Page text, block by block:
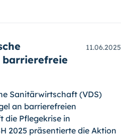
11.06.2025
Sanitärwirtschaft (VDS)
an barrierefreien
die Pflegekrise in
2025 präsentierte die Aktion